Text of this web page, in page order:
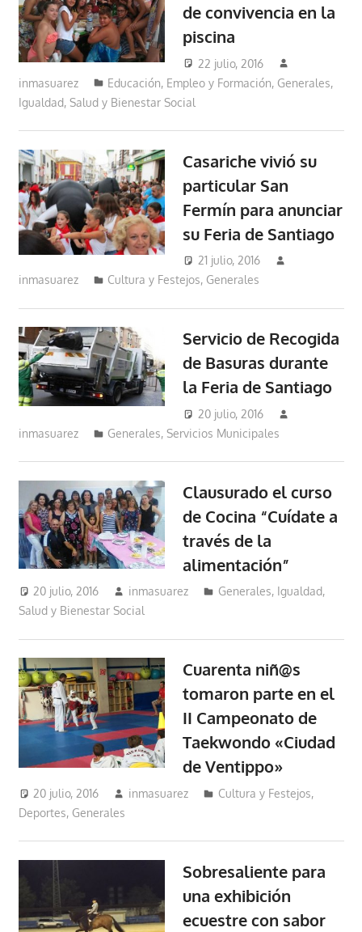
de convivencia en la
piscina
22 julio, 2016
inmasuarez
Educación, Empleo y Formación, Generales,
Igualdad, Salud y Bienestar Social
Casariche vivió su
particular San
Fermín para anunciar
su Feria de Santiago
21 julio, 2016
inmasuarez
Cultura y Festejos, Generales
Servicio de Recogida
de Basuras durante
la Feria de Santiago
20 julio, 2016
inmasuarez
Generales,Servicios Municipales
Clausurado el curso
de Cocina “Cuídate a
través de la
alimentación”
20 julio, 2016 inmasuarez Generales, Igualdad,
Salud y Bienestar Social
Cuarenta niñ@s
tomaron parte en el
II Campeonato de
Taekwondo «Ciudad
de Ventippo»
20 julio, 2016 inmasuarez Cultura y Festejos,
Deportes, Generales
Sobresaliente para
una exhibición
ecuestre con sabor